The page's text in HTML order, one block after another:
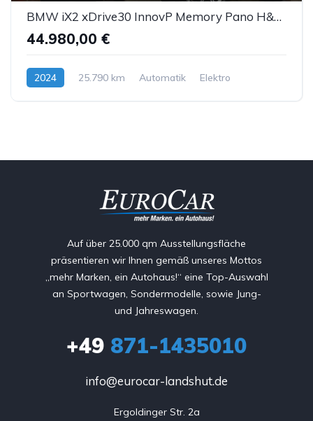
BMW iX2 xDrive30 InnovP Memory Pano H&K ACC AHK 360°
44.980,00 €
2024 25.790 km Automatik Elektro
Auf über 25.000 qm Ausstellungsfläche
präsentieren wir Ihnen gemäß unseres Mottos
„mehr Marken, ein Autohaus!“ eine Top-Auswahl
an Sportwagen, Sondermodelle, sowie Jung-
und Jahreswagen.
+49 871-1435010
info@eurocar-landshut.de
Ergoldinger Str. 2a